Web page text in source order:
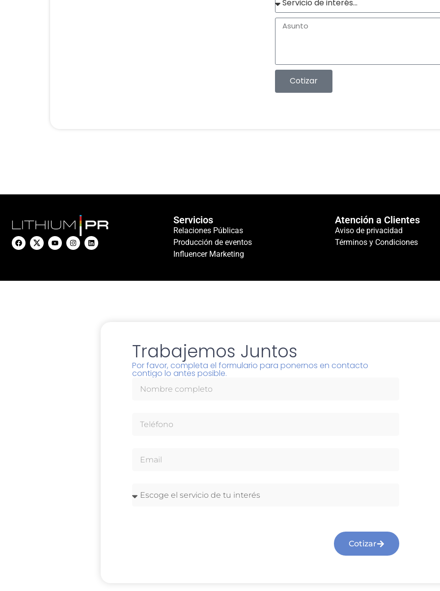
Cotizar
Servicios
Relaciones Públicas
Producción de eventos
Influencer Marketing
Atención a Clientes
Aviso de privacidad
Términos y Condiciones
Trabajemos Juntos
Por favor, completa el formulario para ponernos en contacto
contigo lo antes posible.
Cotizar